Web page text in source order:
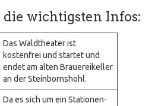
wichtigsten Infos:
Das Waldtheater ist
kostenfrei und startet und
endet am alten Brauereikeller
an der Steinbornshohl.
Da es sich um ein Stationen-